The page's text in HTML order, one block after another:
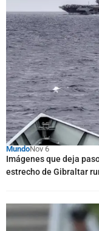
MundoNov 6
Imágenes que deja
estrecho de Gibraltar